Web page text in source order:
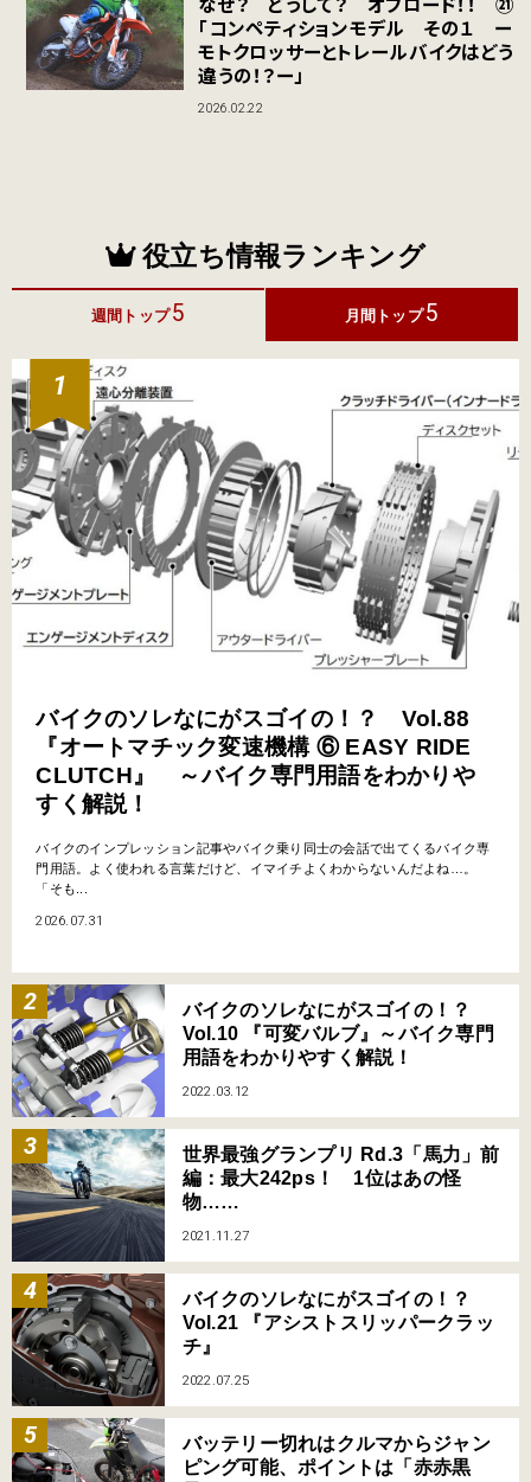
「コンペティションモデル その１ ー
モトクロッサーとトレールバイクはどう
違うの！？ー」
2026.02.22
役立ち情報ランキング
週間トップ5 月間トップ 5
バイクのソレなにがスゴイの！？ Vol.88
『オートマチック変速機構 ⑥ EASY RIDE
CLUTCH』 ～バイク専門用語をわかりや
すく解説！
バイクのインプレッション記事やバイク乗り同士の会話で出てくるバイク専
門用語。よく使われる言葉だけど、イマイチよくわからないんだよね…。
「そも...
2026.07.31
バイクのソレなにがスゴイの！？
Vol.10 『可変バルブ』～バイク専門
用語をわかりやすく解説！
2022.03.12
世界最強グランプリ Rd.3「馬力」前
編：最大242ps！ 1位はあの怪
物……
2021.11.27
バイクのソレなにがスゴイの！？
Vol.21 『アシストスリッパークラッ
チ』
2022.07.25
バッテリー切れはクルマからジャン
ピング可能、ポイントは「赤赤黒